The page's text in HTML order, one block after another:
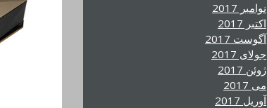
نوامبر 2017
اکتبر 2017
آگوست 2017
جولای 2017
ژوئن 2017
می 2017
آوریل 2017